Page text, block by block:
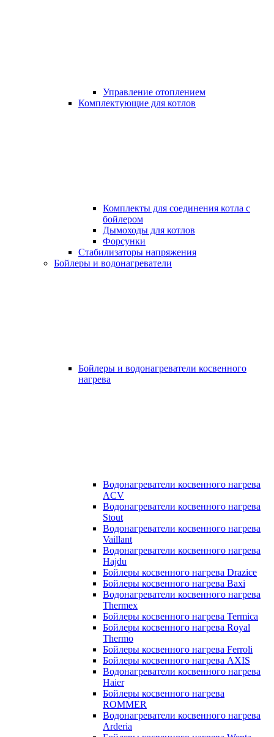
Управление отоплением
Комплектующие для котлов
Комплекты для соединения котла с
бойлером
Дымоходы для котлов
Форсунки
Стабилизаторы напряжения
Бойлеры и водонагреватели
Бойлеры и водонагреватели косвенного
нагрева
Водонагреватели косвенного нагрева
ACV
Водонагреватели косвенного нагрева
Stout
Водонагреватели косвенного нагрева
Vaillant
Водонагреватели косвенного нагрева
Hajdu
Бойлеры косвенного нагрева Drazice
Бойлеры косвенного нагрева Baxi
Водонагреватели косвенного нагрева
Thermex
Бойлеры косвенного нагрева Termica
Бойлеры косвенного нагрева Royal
Thermo
Бойлеры косвенного нагрева Ferroli
Бойлеры косвенного нагрева AXIS
Водонагреватели косвенного нагрева
Haier
Бойлеры косвенного нагрева
ROMMER
Водонагреватели косвенного нагрева
Arderia